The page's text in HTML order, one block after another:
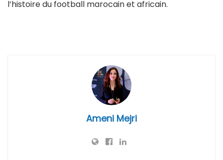
l’histoire du football marocain et africain.
Ameni Mejri